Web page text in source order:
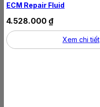
ECM Repair Fluid
4.528.000 ₫
Xem chi tiết